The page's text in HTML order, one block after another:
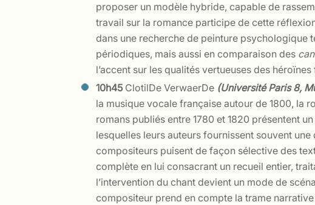
proposer un modèle hybride, capable de
travail sur la romance participe de cette
dans une recherche de peinture psychologique
périodiques, mais aussi en comparaison des
l’accent sur les qualités vertueuses des
10h45 ClotilDe VerwaerDe (Université Paris 8,
la musique vocale française autour de 1800, la
romans publiés entre 1780 et 1820 présentent
lesquelles leurs auteurs fournissent souvent
compositeurs puisent de façon sélective des
complète en lui consacrant un recueil entier,
l’intervention du chant devient un mode de
compositeur prend en compte la trame